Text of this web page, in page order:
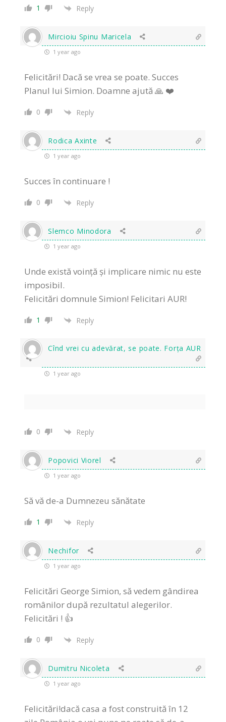
1 Reply
Mircioiu Spinu Maricela
1 year ago
Felicitări! Dacă se vrea se poate. Succes
Planul lui Simion. Doamne ajută 🙏 ❤️
0 Reply
Rodica Axinte
1 year ago
Succes în continuare !
0 Reply
Slemco Minodora
1 year ago
Unde există voință și implicare nimic nu este
imposibil.
Felicitări domnule Simion! Felicitari AUR!
1 Reply
Cînd vrei cu adevărat, se poate. Forța AUR
1 year ago
0 Reply
Popovici Viorel
1 year ago
Să vă de-a Dumnezeu sănătate
1 Reply
Nechifor
1 year ago
Felicitări George Simion, să vedem gândirea
românilor după rezultatul alegerilor.
Felicitări ! 👍
0 Reply
Dumitru Nicoleta
1 year ago
Felicitări!dacă casa a fost construită în 12